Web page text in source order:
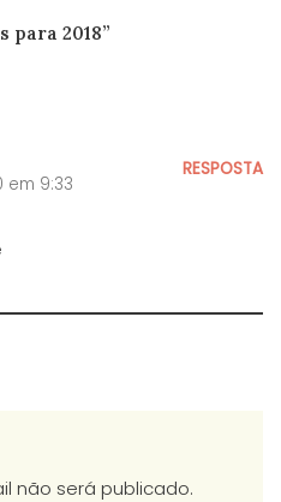
para 2018”
em 9:33
RESPOSTA
não será publicado.